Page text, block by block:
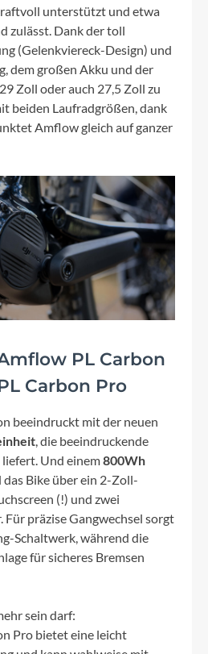
unterstützt und etwa
zulässt. Dank der toll
(Gelenkviereck-Design) und
dem großen Akku und der
Zoll oder auch 27,5 Zoll zu
beiden Laufradgrößen, dank
Amflow gleich auf ganzer
PL Carbon
Carbon Pro
beeindruckt mit der neuen
, die beeindruckende
Und einem800Wh
Bike über ein 2-Zoll-
(!) und zwei
präzise Gangwechsel sorgt
Schaltwerk, während die
für sicheres Bremsen
sein darf:
Pro bietet eine leicht